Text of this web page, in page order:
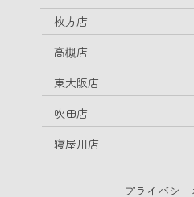
枚方店
高槻店
東大阪店
吹田店
寝屋川店
プライバシ